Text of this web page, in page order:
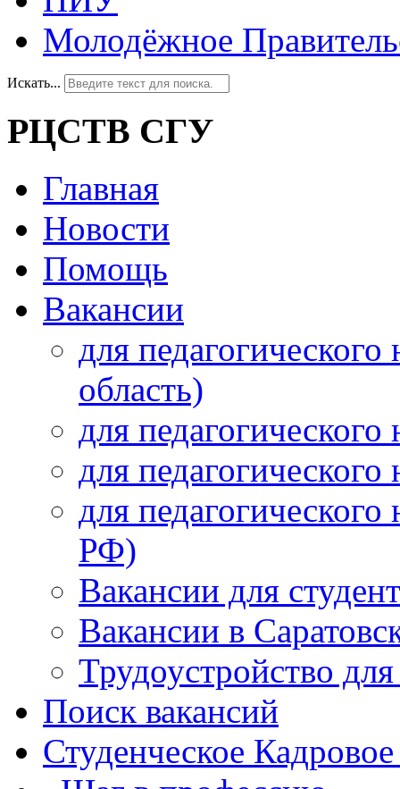
Молодёжное
Искать...
РЦСТВ СГУ
Главная
Новости
Помощь
Вакансии
для
область)
для
для
для
РФ)
Вакансии для
Вакансии в
Трудоустройство
Поиск вакансий
Студенческое Кадровое